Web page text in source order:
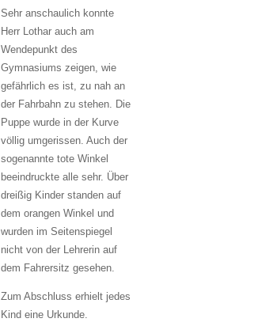
Sehr anschaulich konnte
Herr Lothar auch am
Wendepunkt des
Gymnasiums zeigen, wie
gefährlich es ist, zu nah an
der Fahrbahn zu stehen. Die
Puppe wurde in der Kurve
völlig umgerissen. Auch der
sogenannte tote Winkel
beeindruckte alle sehr. Über
dreißig Kinder standen auf
dem orangen Winkel und
wurden im Seitenspiegel
nicht von der Lehrerin auf
dem Fahrersitz gesehen.
Zum Abschluss erhielt jedes
Kind eine Urkunde.